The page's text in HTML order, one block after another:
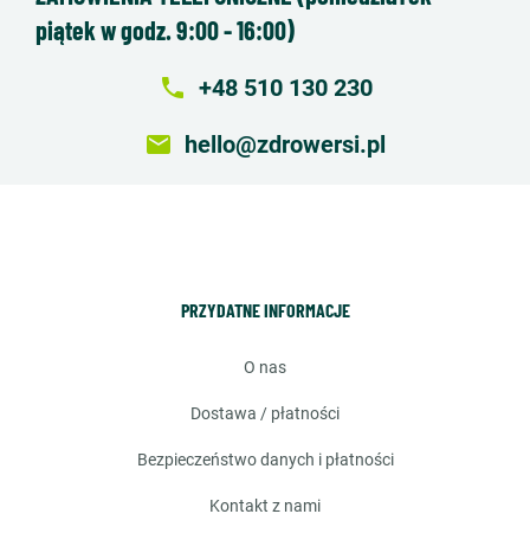
piątek w godz. 9:00 - 16:00)
local_phone +48 510 130 230
email hello@zdrowersi.pl
PRZYDATNE INFORMACJE
o nas
dostawa / płatności
bezpieczeństwo danych i płatności
kontakt z nami